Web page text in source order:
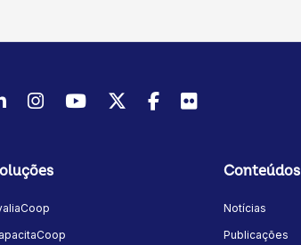
LinkedInInstagram
YoutubeTwitter/X
Facebook
Flickr
Conteúdos
Notícias
Publicações